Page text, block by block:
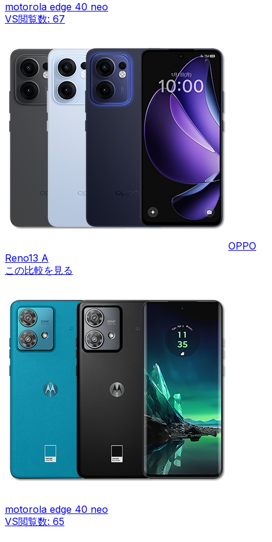
motorola edge 40 neo
VS閲覧数: 67
OPPO
Reno13 A
この比較を見る
motorola edge 40 neo
VS閲覧数: 65